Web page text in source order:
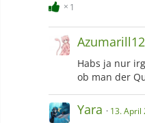
1
Habs ja nur
ob man der
Yara 13. April